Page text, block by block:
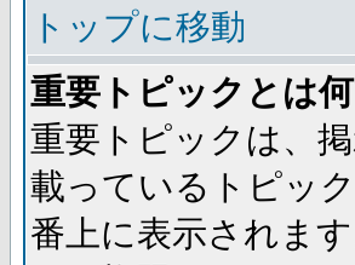
トップに移動
重要トピックとは
重要トピックは、
載っているトピッ
番上に表示されま